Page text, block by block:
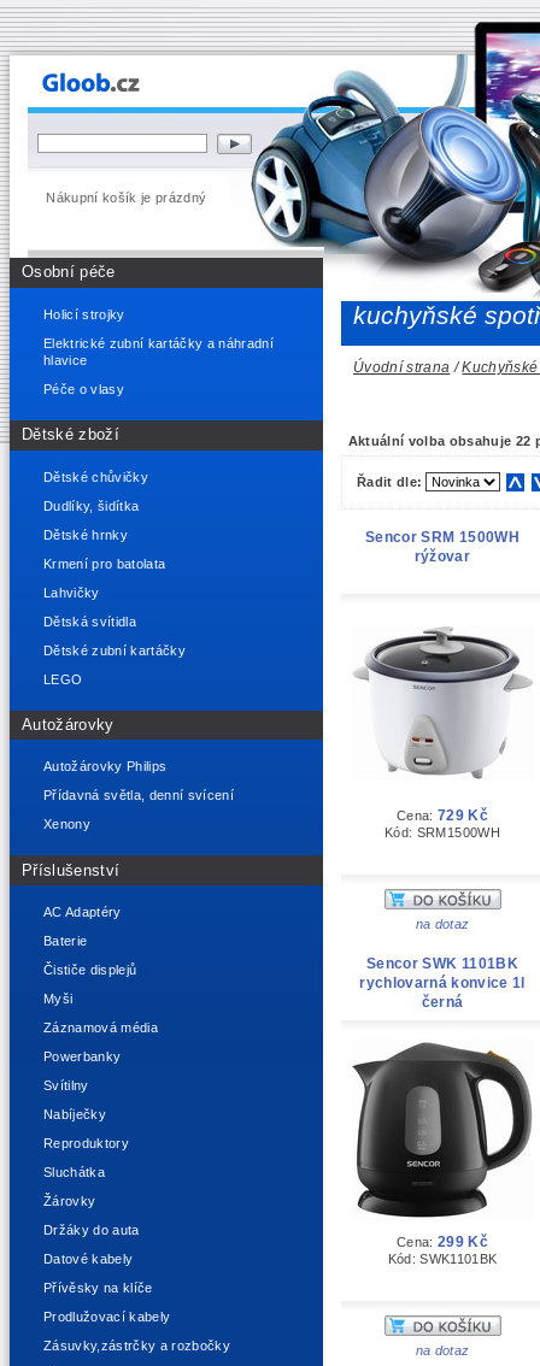
Nákupní košík je prázdný
Osobní péče
Holicí strojky
Elektrické zubní kartáčky a náhradní
hlavice
Péče o vlasy
Dětské zboží
Dětské chůvičky
Dudlíky, šidítka
Dětské hrnky
Krmení pro batolata
Lahvičky
Dětská svítidla
Dětské zubní kartáčky
LEGO
Autožárovky
Autožárovky Philips
Přídavná světla, denní svícení
Xenony
Příslušenství
AC Adaptéry
Baterie
Čističe displejů
Myši
Záznamová média
Powerbanky
Svítilny
Nabíječky
Reproduktory
Sluchátka
Žárovky
Držáky do auta
Datové kabely
Přívěsky na klíče
Prodlužovací kabely
Zásuvky,zástrčky a rozbočky
kuchyňské
Úvodní strana /
Aktuální volba obsahuje 22
Řadit dle:
Sencor SRM 1500WH
rýžovar
Cena: 729 Kč
Kód: SRM1500WH
na dotaz
Sencor SWK 1101BK
rychlovarná konvice 1l
černá
Cena: 299 Kč
Kód: SWK1101BK
na dotaz